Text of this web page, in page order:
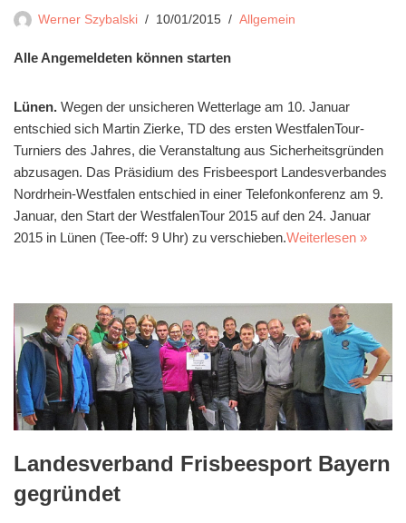
Werner Szybalski 10/01/2015 Allgemein
Alle Angemeldeten können starten
Lünen. Wegen der unsicheren Wetterlage am 10. Januar
entschied sich Martin Zierke, TD des ersten WestfalenTour-
Turniers des Jahres, die Veranstaltung aus Sicherheitsgründen
abzusagen. Das Präsidium des Frisbeesport Landesverbandes
Nordrhein-Westfalen entschied in einer Telefonkonferenz am 9.
Januar, den Start der WestfalenTour 2015 auf den 24. Januar
2015 in Lünen (Tee-off: 9 Uhr) zu verschieben.Weiterlesen »
Landesverband Frisbeesport Bayern
gegründet